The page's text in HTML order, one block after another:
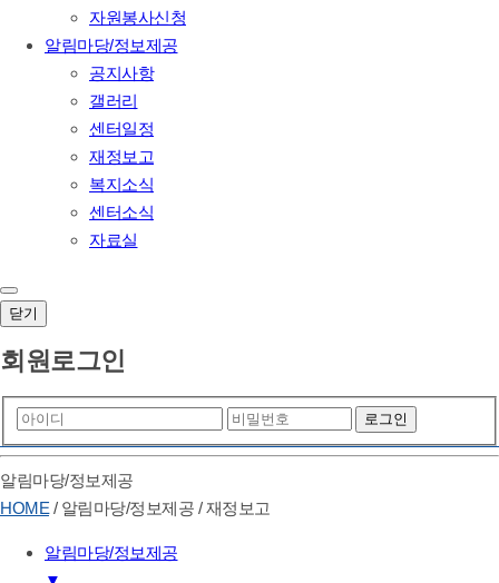
자원봉사신청
알림마당/정보제공
공지사항
갤러리
센터일정
재정보고
복지소식
센터소식
자료실
닫기
회원로그인
알림마당/정보제공
HOME / 알림마당/정보제공 /재정보고
알림마당/정보제공